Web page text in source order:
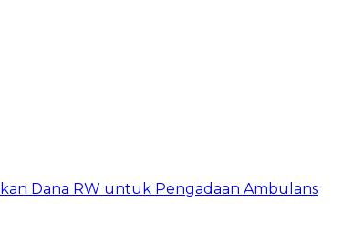
Dana RW untuk Pengadaan Ambulans